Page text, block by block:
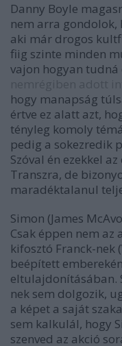
Danny Boyle
nem arra gondolok,
aki már drogos
fiig szinte minden
vajon hogyan
hogy manapság
értve ez alatt azt,
tényleg komoly
pedig a sokezredik
Szóval én ezekkel
Transzra, de
maradéktalanul
Simon (James
Csak éppen nem az
kifosztó Franck-nek
beépített
eltulajdonításában.
nek sem dolgozik,
a képet a saját
sem kalkulál, hogy
szenved az akció